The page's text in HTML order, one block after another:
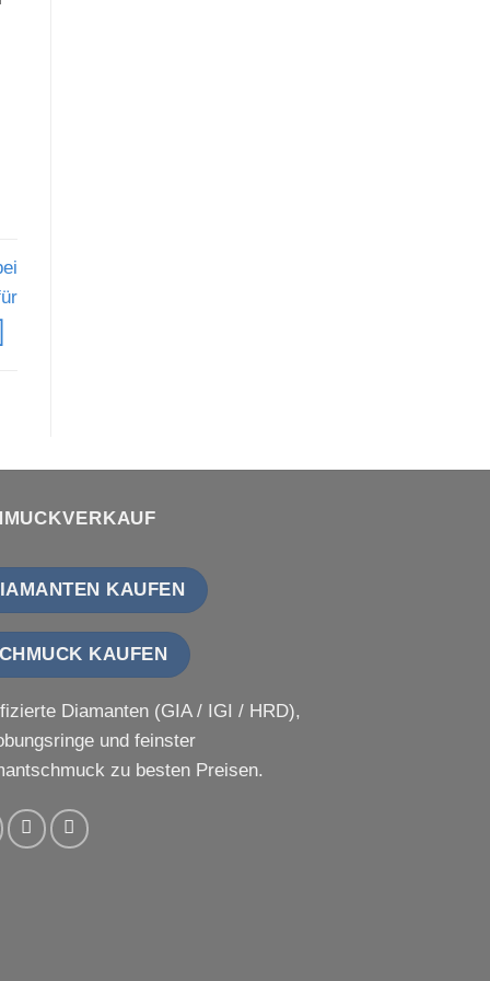
KAUFEN
KAUFEN
Diamanten (GIA / IGI / HRD),
und feinster
zu besten Preisen.